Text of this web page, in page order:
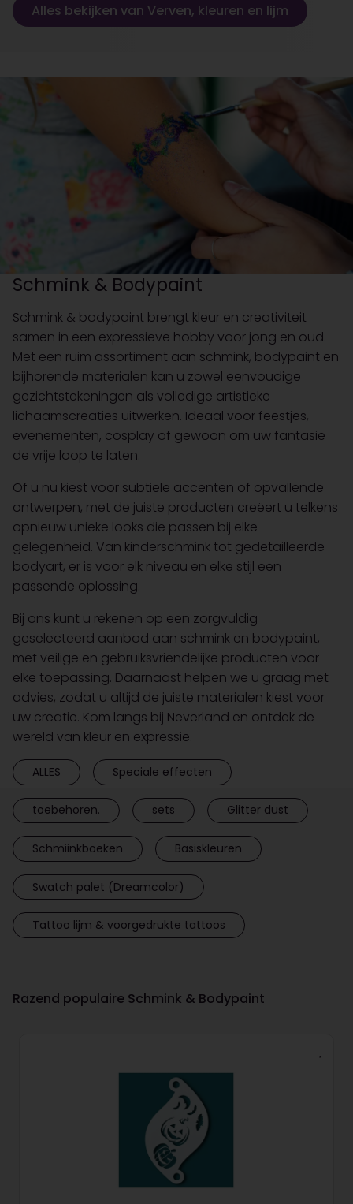
Alles bekijken van Verven, kleuren en lijm
Schmink & Bodypaint
Schmink & bodypaint brengt kleur en creativiteit
samen in een expressieve hobby voor jong en oud.
Met een ruim assortiment aan schmink, bodypaint en
bijhorende materialen kan u zowel eenvoudige
gezichtstekeningen als volledige artistieke
lichaamscreaties uitwerken. Ideaal voor feestjes,
evenementen, cosplay of gewoon om uw fantasie
de vrije loop te laten.
Of u nu kiest voor subtiele accenten of opvallende
ontwerpen, met de juiste producten creëert u telkens
opnieuw unieke looks die passen bij elke
gelegenheid. Van kinderschmink tot gedetailleerde
bodyart, er is voor elk niveau en elke stijl een
passende oplossing.
Bij ons kunt u rekenen op een zorgvuldig
geselecteerd aanbod aan schmink en bodypaint,
met veilige en gebruiksvriendelijke producten voor
elke toepassing. Daarnaast helpen we u graag met
advies, zodat u altijd de juiste materialen kiest voor
uw creatie. Kom langs bij Neverland en ontdek de
wereld van kleur en expressie.
ALLES Speciale effecten
toebehoren. sets Glitter dust
Schmiinkboeken Basiskleuren
Swatch palet (Dreamcolor)
Tattoo lijm & voorgedrukte tattoos
Razend populaire Schmink & Bodypaint